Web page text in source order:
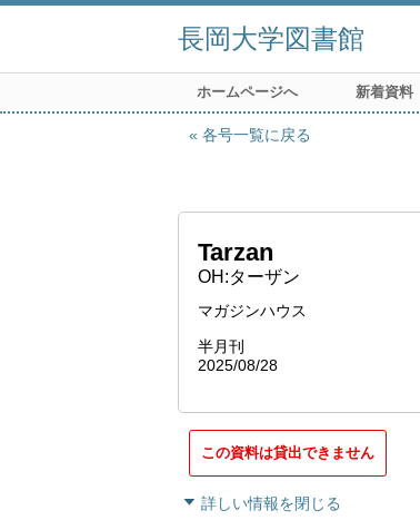
長岡大学図書館
ホームページへ 新着資料
各号一覧に戻る
Tarzan
OH:ターザン
マガジンハウス
半月刊
2025/08/28
この資料は貸出できません
詳しい情報を閉じる